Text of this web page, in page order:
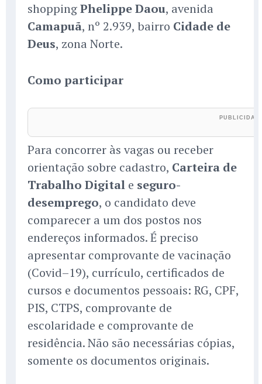
shoppingPhelippe Daou, avenida
Camapuã, nº 2.939, bairro Cidade de
Deus, zona Norte.
Como participar
Para concorrer às vagas ou receber
orientação sobre cadastro, Carteira de
Trabalho Digital e seguro-
desemprego, o candidato deve
comparecer a um dos postos nos
endereços informados. É preciso
apresentar comprovante de vacinação
(Covid–19), currículo, certificados de
cursos e documentos pessoais: RG, CPF,
PIS, CTPS, comprovante de
escolaridade e comprovante de
residência. Não são necessárias cópias,
somente os documentos originais.